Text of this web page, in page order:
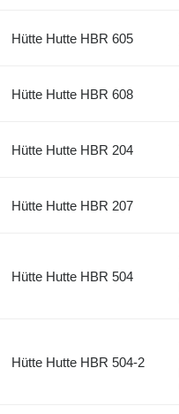
Hütte Hutte HBR 605
Hütte Hutte HBR 608
Hütte Hutte HBR 204
Hütte Hutte HBR 207
Hütte Hutte HBR 504
Hütte Hutte HBR 504-2